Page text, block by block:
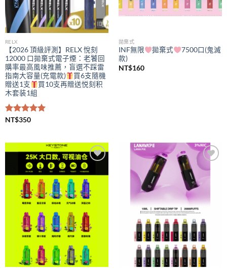
RELX
【2026 頂級評測】RELX 悅刻
12000 口拋棄式電子煙：老饕回
購率最高風味推薦，盲選不踩雷
指南大容量(充電款)
買6支隨機
贈送1支
買10支再贈送悦刻积
木套装1組
評分5.00
NT$350
拋棄式
INF無限 拋棄式
7500口(鬼滅
款)
NT$160
Add to
wishlist
Add to
wishlist